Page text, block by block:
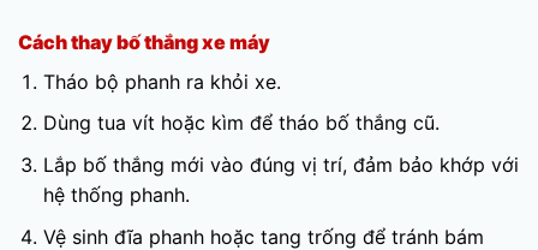
Cách thay bố thắng xe máy
Tháo bộ phanh ra khỏi xe.
Dùng tua vít hoặc kìm để tháo bố thắng cũ.
Lắp bố thắng mới vào đúng vị trí, đảm bảo khớp với
hệ thống phanh.
Vệ sinh đĩa phanh hoặc tang trống để tránh bám